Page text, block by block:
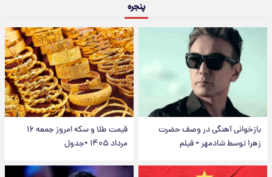
پنجره
بازخوانی آهنگی در وصف حضرت
زهرا توسط شادمهر + فیلم
قیمت طلا و سکه امروز جمعه ۱۶
مرداد ۱۴۰۵ +جدول